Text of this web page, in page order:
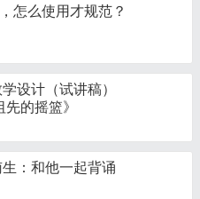
怎么使用才规范？
设计（试讲稿）
的摇篮》
：和他一起背诵